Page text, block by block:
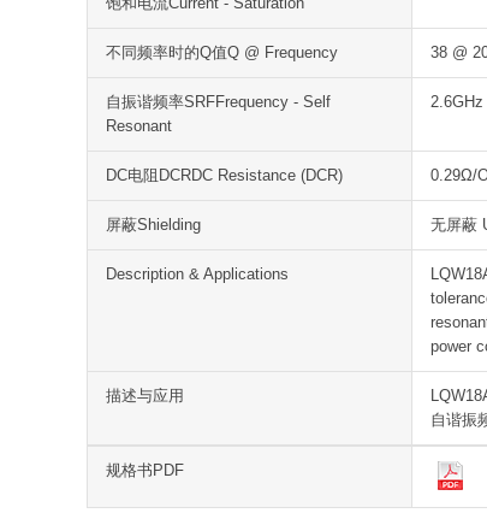
不同频率时的Q值Q @ Frequency 38 @
自振谐频率SRFFrequency - Self
Resonant
2.6GHz
DC电阻DCRDC Resistance (DCR) 0.29Ω/
屏蔽Shielding 无屏蔽
Description & Applications
power
描述与应用
自谐振
规格书PDF